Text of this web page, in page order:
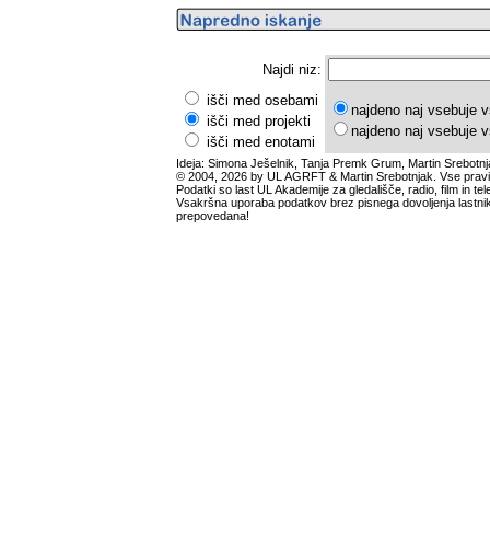
Najdi niz:
išči med osebami
išči med projekti
išči med enotami
najdeno naj vsebuje
najdeno naj vsebuje
Ideja: Simona Ješelnik, Tanja Premk Grum, Martin
© 2004, 2026 by UL AGRFT & Martin Srebotnjak. Vse
Podatki so last UL Akademije za gledališče, radio, film in
Vsakršna uporaba podatkov brez pisnega dovoljenja
prepovedana!